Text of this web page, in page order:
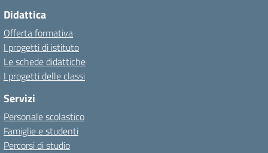
Didattica
Offerta formativa
I progetti di istituto
Le schede didattiche
I progetti delle classi
Servizi
Personale scolastico
Famiglie e studenti
Percorsi di studio